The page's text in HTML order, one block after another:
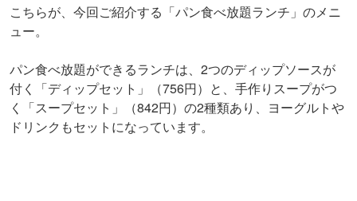
こちらが、今回ご紹介する「パン食べ放題ランチ」のメニ
ュー。
パン食べ放題ができるランチは、2つのディップソースが
付く「ディップセット」（756円）と、手作りスープがつ
く「スープセット」（842円）の2種類あり、ヨーグルトや
ドリンクもセットになっています。